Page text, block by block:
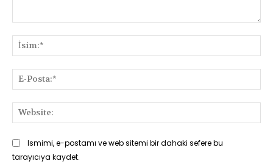
Ismimi, e-postamı ve web sitemi bir dahaki sefere bu
tarayıcıya kaydet.